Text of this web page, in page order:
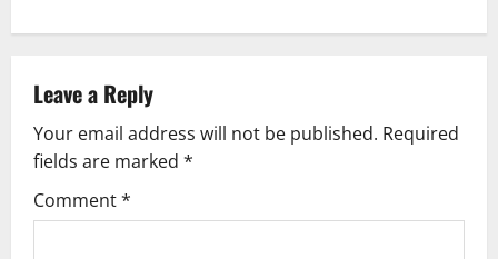
a
v
i
Leave a Reply
Your email address will not be published. Required
fields are marked *
Comment*